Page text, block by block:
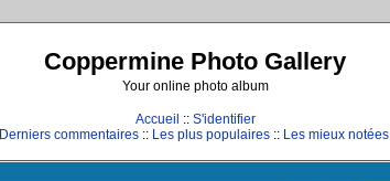
Coppermine Photo Gallery
Your online photo album
Accueil :: S'identifier
Derniers commentaires :: Les plus populaires :: Les mieux notées